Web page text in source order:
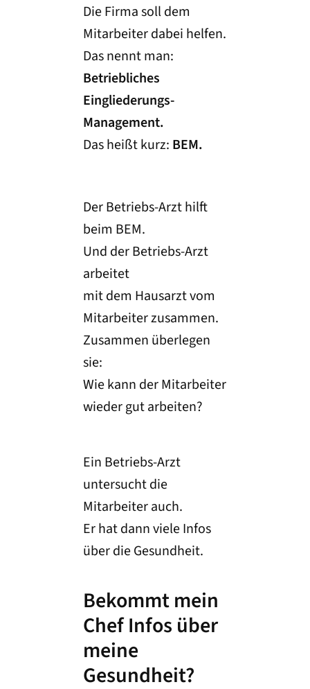
Die Firma soll dem
Mitarbeiter dabei helfen.
Das nennt man:
Betriebliches
Eingliederungs-
Management.
Das heißt kurz: BEM.
Der Betriebs-Arzt hilft
beim BEM.
Und der Betriebs-Arzt
arbeitet
mit dem Hausarzt vom
Mitarbeiter zusammen.
Zusammen überlegen
sie:
Wie kann der Mitarbeiter
wieder gut arbeiten?
Ein Betriebs-Arzt
untersucht die
Mitarbeiter auch.
Er hat dann viele Infos
über die Gesundheit.
Bekommt mein
Chef Infos über
meine
Gesundheit?